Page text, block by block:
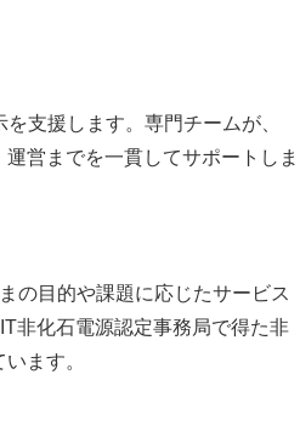
支援します。専門チームが、
営までを一貫してサポートしま
の目的や課題に応じたサービス
非化石電源認定事務局で得た非
ます。